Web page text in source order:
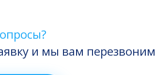
и мы вам перезвоним